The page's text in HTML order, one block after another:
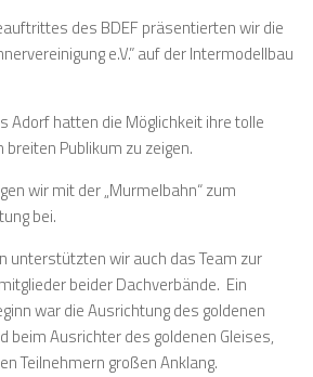
des BDEF präsentierten wir die
e.V.” auf der Intermodellbau
Adorf hatten die Möglichkeit ihre tolle
Publikum zu zeigen.
wir mit der „Murmelbahn“ zum
bei.
unterstützten wir auch das Team zur
beider Dachverbände. Ein
war die Ausrichtung des goldenen
beim Ausrichter des goldenen Gleises,
Teilnehmern großen Anklang.